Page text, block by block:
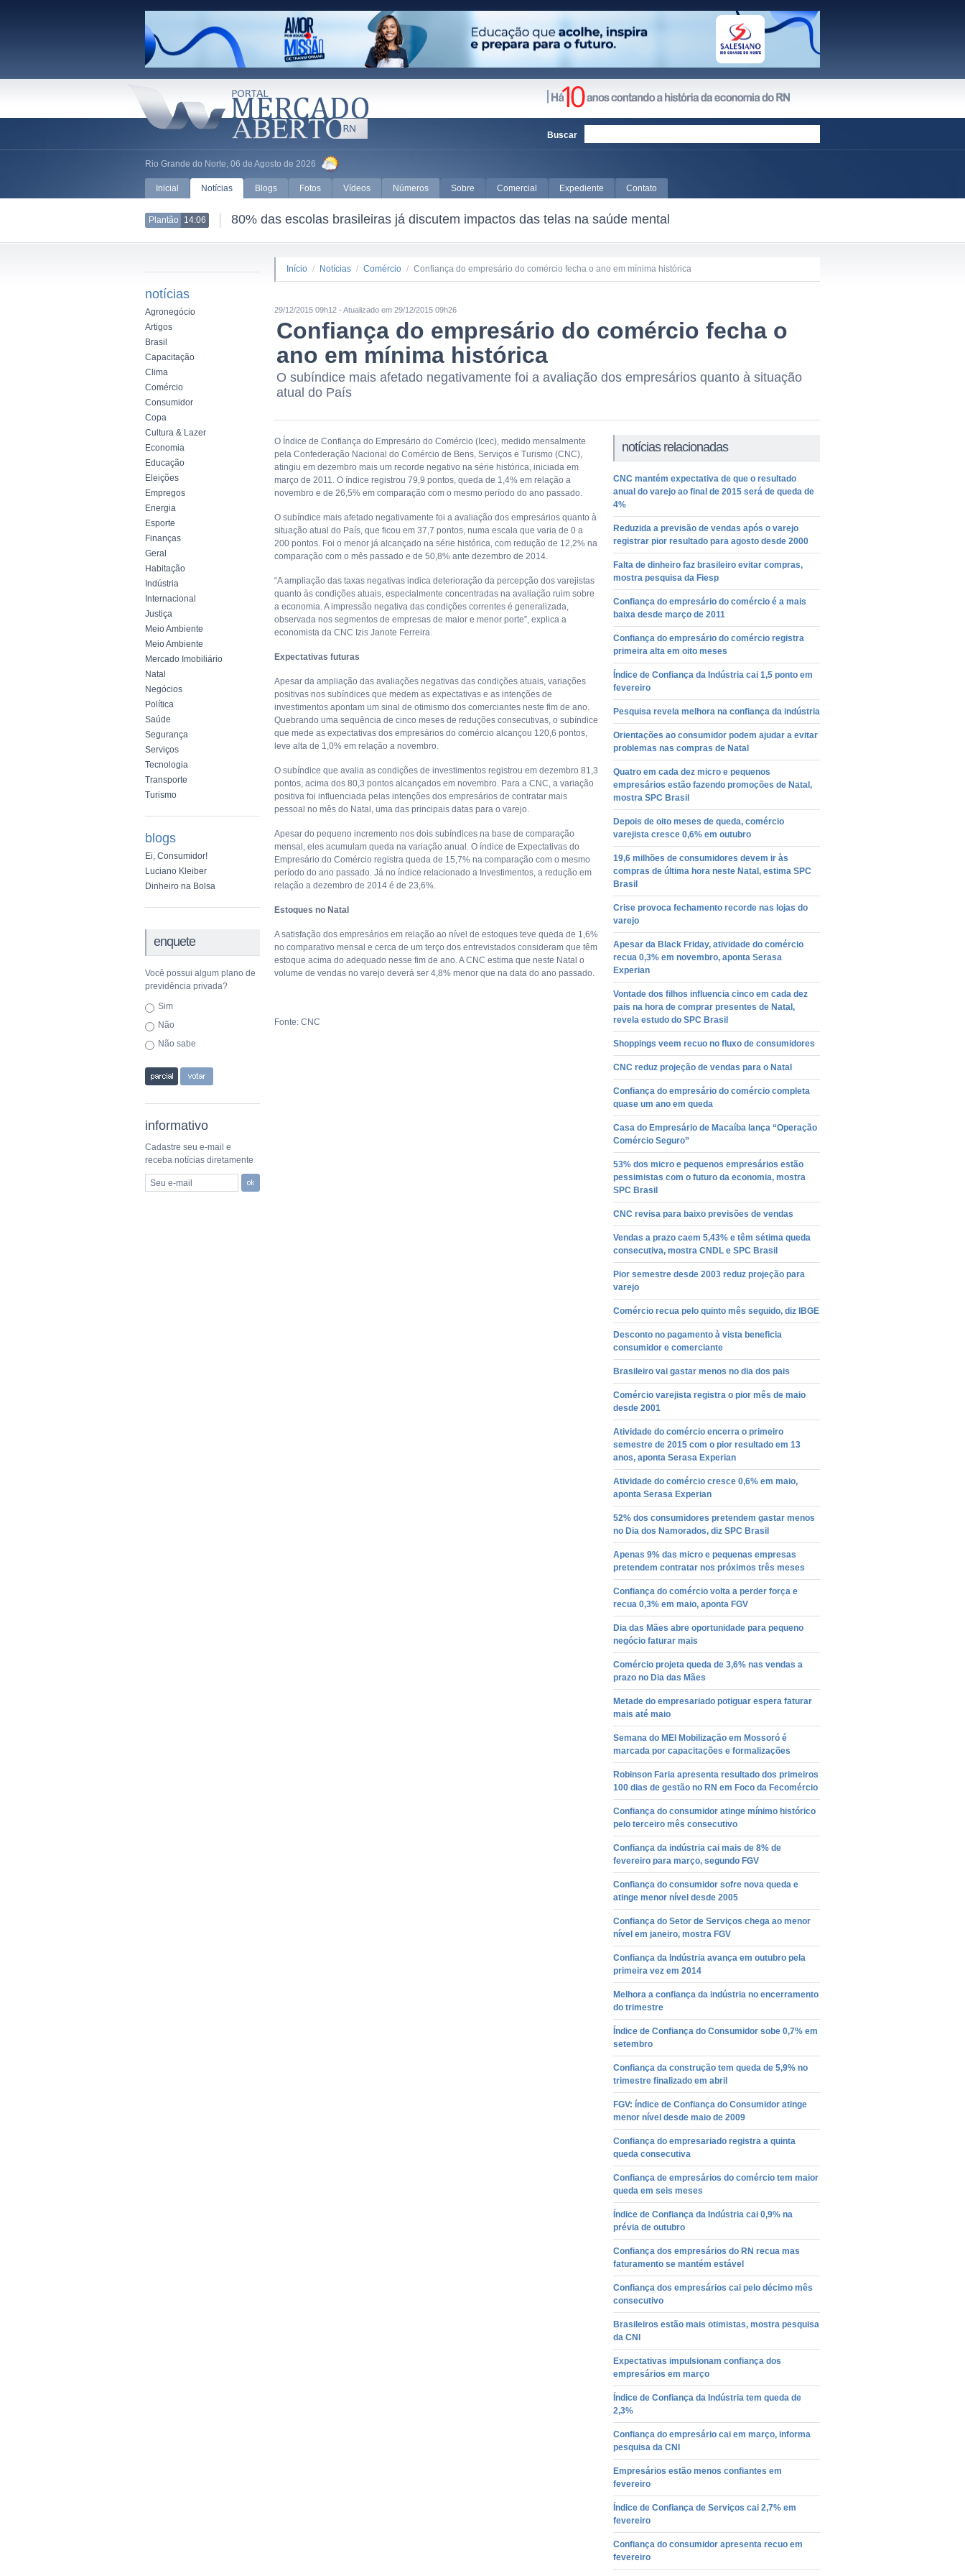
Rio Grande do Norte, 06 de Agosto de 2026
Buscar
Inicial Notícias Blogs Fotos Vídeos Números Sobre Comercial Expediente Contato
Plantão 14:06 80% das escolas brasileiras já discutem impactos das telas na saúde mental
notícias
Agronegócio
Artigos
Brasil
Capacitação
Clima
Comércio
Consumidor
Copa
Cultura & Lazer
Economia
Educação
Eleições
Empregos
Energia
Esporte
Finanças
Geral
Habitação
Indústria
Internacional
Justiça
Meio Ambiente
Meio Ambiente
Mercado Imobiliário
Natal
Negócios
Política
Saúde
Segurança
Serviços
Tecnologia
Transporte
Turismo
blogs
Ei, Consumidor!
Luciano Kleiber
Dinheiro na Bolsa
enquete
Você possui algum plano de
previdência privada?
Sim
Não
Não sabe
informativo
Cadastre seu e-mail e
receba notícias diretamente
Seu e-mail
Início / Notícias / Comércio / Confiança do empresário do comércio fecha o ano em mínima histórica
29/12/2015 09h12 - Atualizado em 29/12/2015 09h26
Confiança do empresário do comércio fecha o
ano em mínima histórica
O subíndice mais afetado negativamente foi a avaliação dos empresários quanto à situação
atual do País
notícias relacionadas
CNC mantém expectativa de que o resultado
anual do varejo ao final de 2015 será de queda de
4%
Reduzida a previsão de vendas após o varejo
registrar pior resultado para agosto desde 2000
Falta de dinheiro faz brasileiro evitar compras,
mostra pesquisa da Fiesp
Confiança do empresário do comércio é a mais
baixa desde março de 2011
Confiança do empresário do comércio registra
primeira alta em oito meses
Índice de Confiança da Indústria cai 1,5 ponto em
fevereiro
Pesquisa revela melhora na confiança da indústria
Orientações ao consumidor podem ajudar a evitar
problemas nas compras de Natal
Quatro em cada dez micro e pequenos
empresários estão fazendo promoções de Natal,
mostra SPC Brasil
Depois de oito meses de queda, comércio
varejista cresce 0,6% em outubro
19,6 milhões de consumidores devem ir às
compras de última hora neste Natal, estima SPC
Brasil
Crise provoca fechamento recorde nas lojas do
varejo
Apesar da Black Friday, atividade do comércio
recua 0,3% em novembro, aponta Serasa
Experian
Vontade dos filhos influencia cinco em cada dez
pais na hora de comprar presentes de Natal,
revela estudo do SPC Brasil
Shoppings veem recuo no fluxo de consumidores
CNC reduz projeção de vendas para o Natal
Confiança do empresário do comércio completa
quase um ano em queda
Casa do Empresário de Macaíba lança “Operação
Comércio Seguro”
53% dos micro e pequenos empresários estão
pessimistas com o futuro da economia, mostra
SPC Brasil
CNC revisa para baixo previsões de vendas
Vendas a prazo caem 5,43% e têm sétima queda
consecutiva, mostra CNDL e SPC Brasil
Pior semestre desde 2003 reduz projeção para
varejo
Comércio recua pelo quinto mês seguido, diz IBGE
Desconto no pagamento à vista beneficia
consumidor e comerciante
Brasileiro vai gastar menos no dia dos pais
Comércio varejista registra o pior mês de maio
desde 2001
Atividade do comércio encerra o primeiro
semestre de 2015 com o pior resultado em 13
anos, aponta Serasa Experian
Atividade do comércio cresce 0,6% em maio,
aponta Serasa Experian
52% dos consumidores pretendem gastar menos
no Dia dos Namorados, diz SPC Brasil
Apenas 9% das micro e pequenas empresas
pretendem contratar nos próximos três meses
Confiança do comércio volta a perder força e
recua 0,3% em maio, aponta FGV
Dia das Mães abre oportunidade para pequeno
negócio faturar mais
Comércio projeta queda de 3,6% nas vendas a
prazo no Dia das Mães
Metade do empresariado potiguar espera faturar
mais até maio
Semana do MEI Mobilização em Mossoró é
marcada por capacitações e formalizações
Robinson Faria apresenta resultado dos primeiros
100 dias de gestão no RN em Foco da Fecomércio
Confiança do consumidor atinge mínimo histórico
pelo terceiro mês consecutivo
Confiança da indústria cai mais de 8% de
fevereiro para março, segundo FGV
Confiança do consumidor sofre nova queda e
atinge menor nível desde 2005
Confiança do Setor de Serviços chega ao menor
nível em janeiro, mostra FGV
Confiança da Indústria avança em outubro pela
primeira vez em 2014
Melhora a confiança da indústria no encerramento
do trimestre
Índice de Confiança do Consumidor sobe 0,7% em
setembro
Confiança da construção tem queda de 5,9% no
trimestre finalizado em abril
FGV: índice de Confiança do Consumidor atinge
menor nível desde maio de 2009
Confiança do empresariado registra a quinta
queda consecutiva
Confiança de empresários do comércio tem maior
queda em seis meses
Índice de Confiança da Indústria cai 0,9% na
prévia de outubro
Confiança dos empresários do RN recua mas
faturamento se mantém estável
Confiança dos empresários cai pelo décimo mês
consecutivo
Brasileiros estão mais otimistas, mostra pesquisa
da CNI
Expectativas impulsionam confiança dos
empresários em março
Índice de Confiança da Indústria tem queda de
2,3%
Confiança do empresário cai em março, informa
pesquisa da CNI
Empresários estão menos confiantes em
fevereiro
Índice de Confiança de Serviços cai 2,7% em
fevereiro
Confiança do consumidor apresenta recuo em
fevereiro
O Índice de Confiança do Empresário do Comércio (Icec), medido mensalmente
pela Confederação Nacional do Comércio de Bens, Serviços e Turismo (CNC),
atingiu em dezembro mais um recorde negativo na série histórica, iniciada em
março de 2011. O índice registrou 79,9 pontos, queda de 1,4% em relação a
novembro e de 26,5% em comparação com o mesmo período do ano passado.
O subíndice mais afetado negativamente foi a avaliação dos empresários quanto à
situação atual do País, que ficou em 37,7 pontos, numa escala que varia de 0 a
200 pontos. Foi o menor já alcançado na série histórica, com redução de 12,2% na
comparação com o mês passado e de 50,8% ante dezembro de 2014.
“A ampliação das taxas negativas indica deterioração da percepção dos varejistas
quanto às condições atuais, especialmente concentradas na avaliação ruim sobre
a economia. A impressão negativa das condições correntes é generalizada,
observada nos segmentos de empresas de maior e menor porte”, explica a
economista da CNC Izis Janote Ferreira.
Expectativas futuras
Apesar da ampliação das avaliações negativas das condições atuais, variações
positivas nos subíndices que medem as expectativas e as intenções de
investimentos apontam um sinal de otimismo dos comerciantes neste fim de ano.
Quebrando uma sequência de cinco meses de reduções consecutivas, o subíndice
que mede as expectativas dos empresários do comércio alcançou 120,6 pontos,
leve alta de 1,0% em relação a novembro.
O subíndice que avalia as condições de investimentos registrou em dezembro 81,3
pontos, acima dos 80,3 pontos alcançados em novembro. Para a CNC, a variação
positiva foi influenciada pelas intenções dos empresários de contratar mais
pessoal no mês do Natal, uma das principais datas para o varejo.
Apesar do pequeno incremento nos dois subíndices na base de comparação
mensal, eles acumulam queda na variação anual. O índice de Expectativas do
Empresário do Comércio registra queda de 15,7% na comparação com o mesmo
período do ano passado. Já no índice relacionado a Investimentos, a redução em
relação a dezembro de 2014 é de 23,6%.
Estoques no Natal
A satisfação dos empresários em relação ao nível de estoques teve queda de 1,6%
no comparativo mensal e cerca de um terço dos entrevistados consideram que têm
estoque acima do adequado nesse fim de ano. A CNC estima que neste Natal o
volume de vendas no varejo deverá ser 4,8% menor que na data do ano passado.
Fonte: CNC